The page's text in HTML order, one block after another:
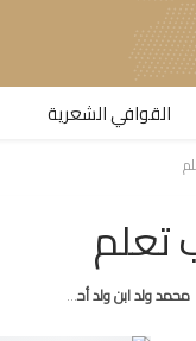
القوافي الشعرية​
تعلم
محمد ولد ابن ولد أحميدا